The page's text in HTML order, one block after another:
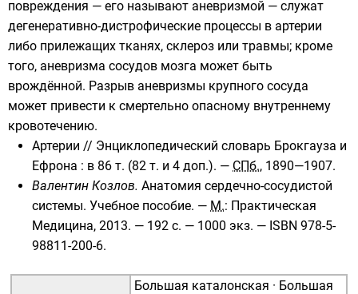
повреждения — его называют аневризмой — служат
дегенеративно-дистрофические процессы в артерии
либо прилежащих тканях, склероз или травмы; кроме
того, аневризма сосудов мозга может быть
врождённой. Разрыв аневризмы крупного сосуда
может привести к смертельно опасному внутреннему
кровотечению.
Артерии // Энциклопедический словарь Брокгауза и
Ефрона : в 86 т. (82 т. и 4 доп.). — СПб., 1890—1907.
Валентин Козлов. Анатомия сердечно-сосудистой
системы. Учебное пособие. — М.: Практическая
Медицина, 2013. — 192 с. — 1000 экз. — ISBN 978-5-
98811-200-6.
Большая каталонская · Большая